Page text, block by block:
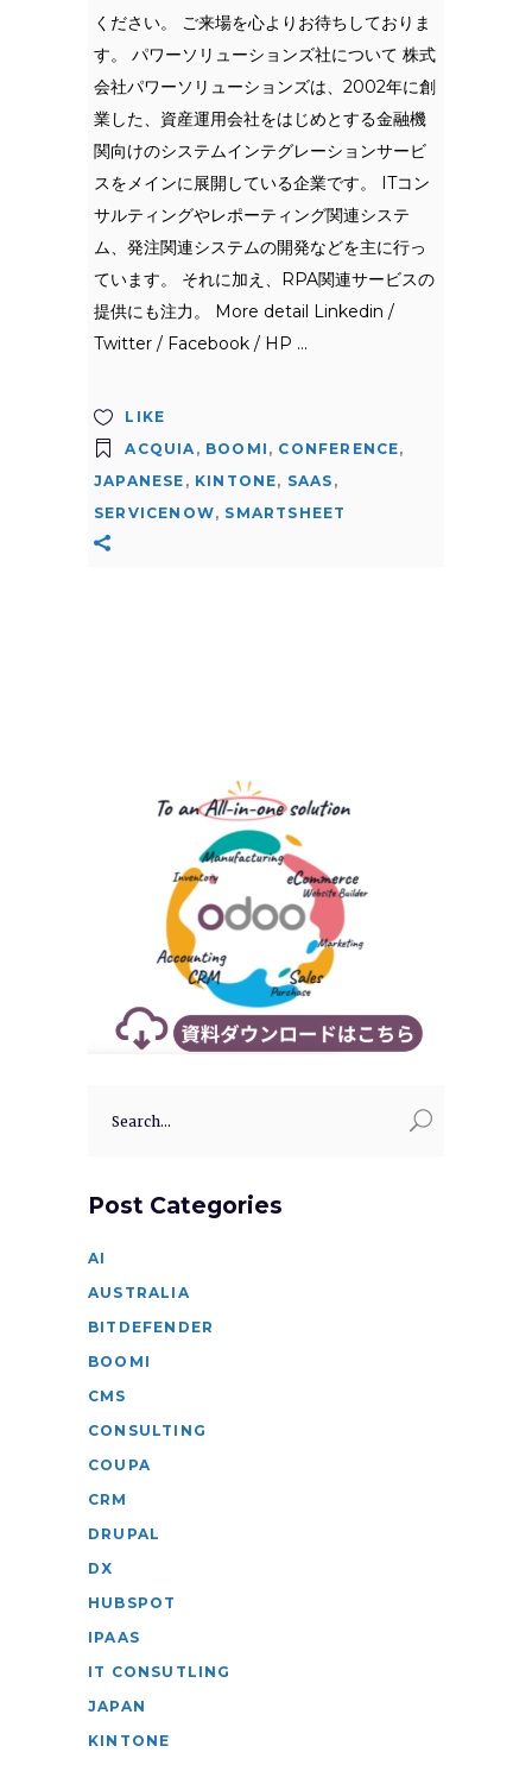
ください。 ご来場を心よりお待ちしておりま
す。 パワーソリューションズ社について 株式
会社パワーソリューションズは、2002年に創
業した、資産運用会社をはじめとする金融機
関向けのシステムインテグレーションサービ
スをメインに展開している企業です。 ITコン
サルティングやレポーティング関連システ
ム、発注関連システムの開発などを主に行っ
ています。 それに加え、RPA関連サービスの
提供にも注力。 More detail Linkedin /
Twitter / Facebook / HP
LIKE
ACQUIA , BOOMI , CONFERENCE,
JAPANESE , KINTONE, SAAS ,
SERVICENOW, SMARTSHEET
for:
Post Categories
AI
AUSTRALIA
BITDEFENDER
BOOMI
CMS
CONSULTING
COUPA
CRM
DRUPAL
DX
HUBSPOT
IPAAS
IT CONSUTLING
JAPAN
KINTONE